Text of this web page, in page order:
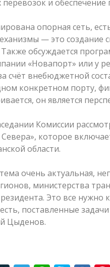
и
опорная сеть,
— это создание
обсуждается
«Новапорт» или у
счёт внебюджетной
конкретном порту,
он является
Комиссии
которое
области.
очень актуальная,
министерства
Это все нужно
поставленные
Цыденов.